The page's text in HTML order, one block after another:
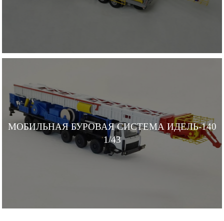
МОБИЛЬНАЯ БУРОВАЯ СИСТЕМА ИДЕЛЬ-140
1/43